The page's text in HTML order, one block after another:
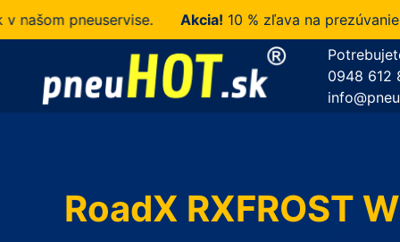
pneuservise. Akcia!10 % zľava na prezúvanie u
0948 612
RoadX RXFROST